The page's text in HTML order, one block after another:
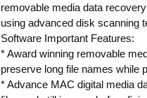
removable media data
using advanced disk scanning
Software Important Features:
* Award winning removable
preserve long file names while
* Advance MAC digital media